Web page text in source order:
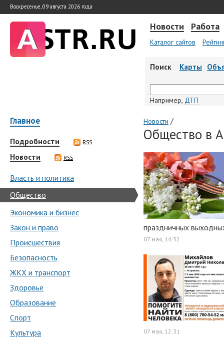
Воскресенье, 09 августа 2026 года
Новости Работа
Каталог сайтов
Поиск Карты
Например, ДТП
Главное
Подробности RSS
Новости RSS
Власть и политика
Общество
Экономика и бизнес
Закон и право
Происшествия
Безопасность
ЖКХ и транспорт
Здоровье
Образование
Спорт
Культура
Новости /
Общество в
праздничных
07 мая, 14:32
07 мая, 12:31